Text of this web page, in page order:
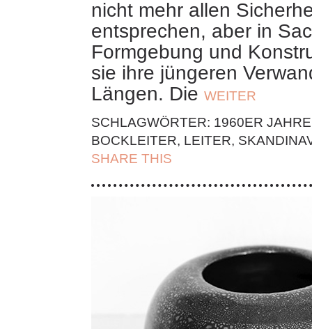
nicht mehr allen
entsprechen, aber in
Formgebung und
sie ihre jüngeren
Längen. Die WEITER
SCHLAGWÖRTER: 1960ER JAHRE
BOCKLEITER, LEITER,
SHARE THIS